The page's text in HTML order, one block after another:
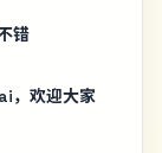
错
，欢迎大家